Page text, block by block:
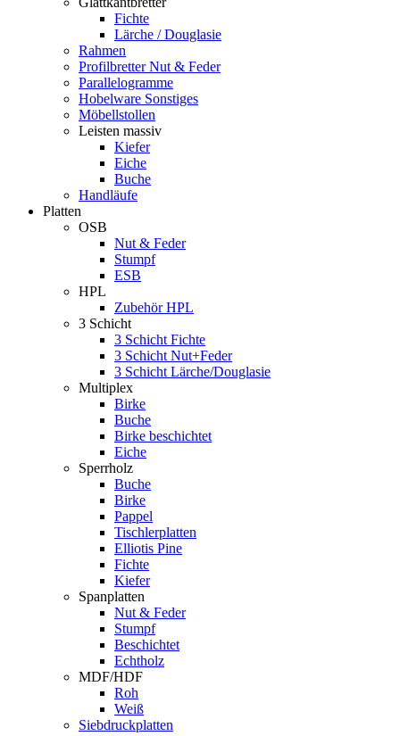
Fichte
Lärche / Douglasie
Rahmen
Profilbretter Nut & Feder
Parallelogramme
Hobelware Sonstiges
Möbellstollen
Leisten massiv
Kiefer
Eiche
Buche
Handläufe
Platten
OSB
Nut & Feder
Stumpf
ESB
HPL
Zubehör HPL
3 Schicht
3 Schicht Fichte
3 Schicht Nut+Feder
3 Schicht Lärche/Douglasie
Multiplex
Birke
Buche
Birke beschichtet
Eiche
Sperrholz
Buche
Birke
Pappel
Tischlerplatten
Elliotis Pine
Fichte
Kiefer
Spanplatten
Nut & Feder
Stumpf
Beschichtet
Echtholz
MDF/HDF
Roh
Weiß
Siebdruckplatten